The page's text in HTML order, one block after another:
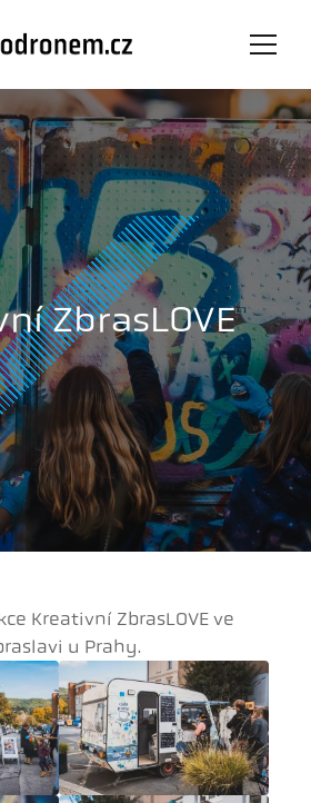
ZbrasLOVE
Kreativní ZbrasLOVE ve
u Prahy.